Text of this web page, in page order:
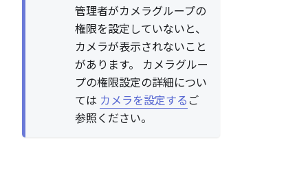
管理者がカメラグループの
権限を設定していないと、
カメラが表示されないこと
があります。 カメラグルー
プの権限設定の詳細につい
ては カメラを設定するご
参照ください。